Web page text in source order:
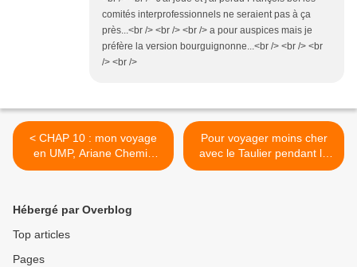
comités interprofessionnels ne seraient pas à ça
près...<br /> <br /> <br /> a pour auspices mais je
préfère la version bourguignonne...<br /> <br /> <br
/> <br />
< CHAP 10 : mon voyage
en UMP, Ariane Chemin
lance à Sarkozy « C’est
êtes très impoli… »
Pour voyager moins cher
avec le Taulier pendant la
semaine du goût devenez
Hébergé par Overblog
Top articles
Pages